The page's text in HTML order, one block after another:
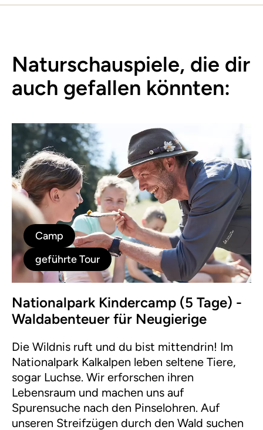
Naturschauspiele, die dir
auch gefallen könnten:
Camp
geführte Tour
Nationalpark Kindercamp (5 Tage) -
Waldabenteuer für Neugierige
Die Wildnis ruft und du bist mittendrin! Im
Nationalpark Kalkalpen leben seltene Tiere,
sogar Luchse. Wir erforschen ihren
Lebensraum und machen uns auf
Spurensuche nach den Pinselohren. Auf
unseren Streifzügen durch den Wald suchen